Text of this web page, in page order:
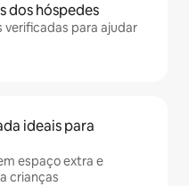
dos hóspedes
verificadas para ajudar
ideais para
espaço extra e
crianças